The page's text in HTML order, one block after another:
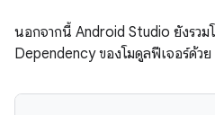
นอกจากนี้ Android Studio ยังรวม
Dependency ของโมดูลฟีเจอร์ด้ว